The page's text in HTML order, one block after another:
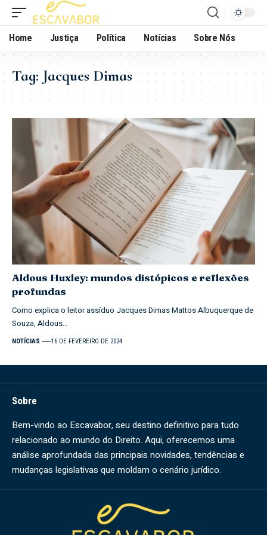
Home Justiça Política Notícias Sobre Nós
Tag:Jacques Dimas
Aldous Huxley: mundos distópicos e reflexões
profundas
Como explica o leitor assíduo Jacques Dimas Mattos Albuquerque de
Souza, Aldous…
NOTÍCIAS 16 DE FEVEREIRO DE 2024
Sobre
Bem-vindo ao Escavabor, seu destino definitivo para tudo
relacionado ao mundo do Direito. Aqui, oferecemos uma
análise aprofundada das principais novidades, tendências e
mudanças legislativas que moldam o cenário jurídico.